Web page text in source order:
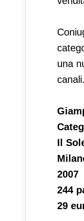
una
canali.
Il
2007
244
29